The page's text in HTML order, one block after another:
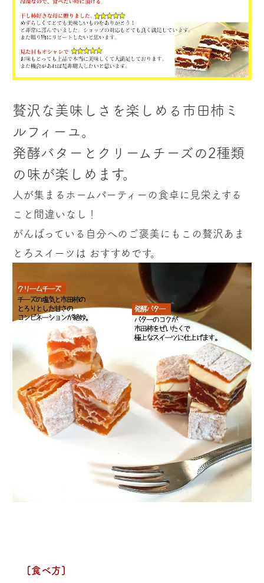
贅沢な美味しさを楽しめる市田柿ミ
ルフィーユ。
発酵バターとクリームチーズの2種類
の味が楽しめます。
人が集まるホームパーティーの食卓に見栄えする
こと間違いなし！
がんばっている自分へのご褒美にもこの贅沢あま
とろスイーツは おすすめです。
[食べ方]